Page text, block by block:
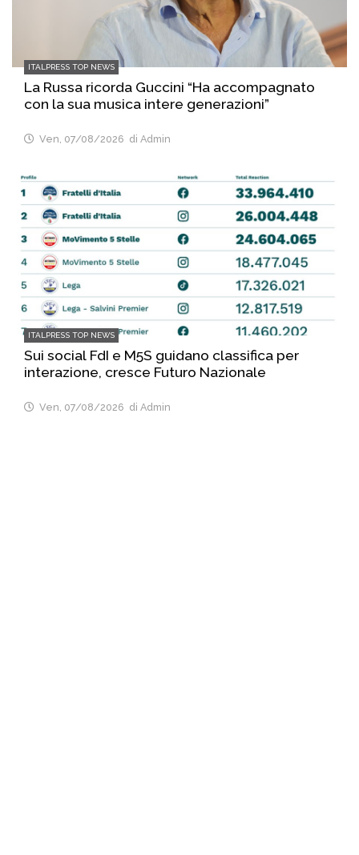
ITALPRESS TOP NEWS
La Russa ricorda Guccini “Ha accompagnato
con la sua musica intere generazioni”
Ven, 07/08/2026 di Admin
ITALPRESS TOP NEWS
Sui social FdI e M5S guidano classifica per
interazione, cresce Futuro Nazionale
Ven, 07/08/2026 di Admin